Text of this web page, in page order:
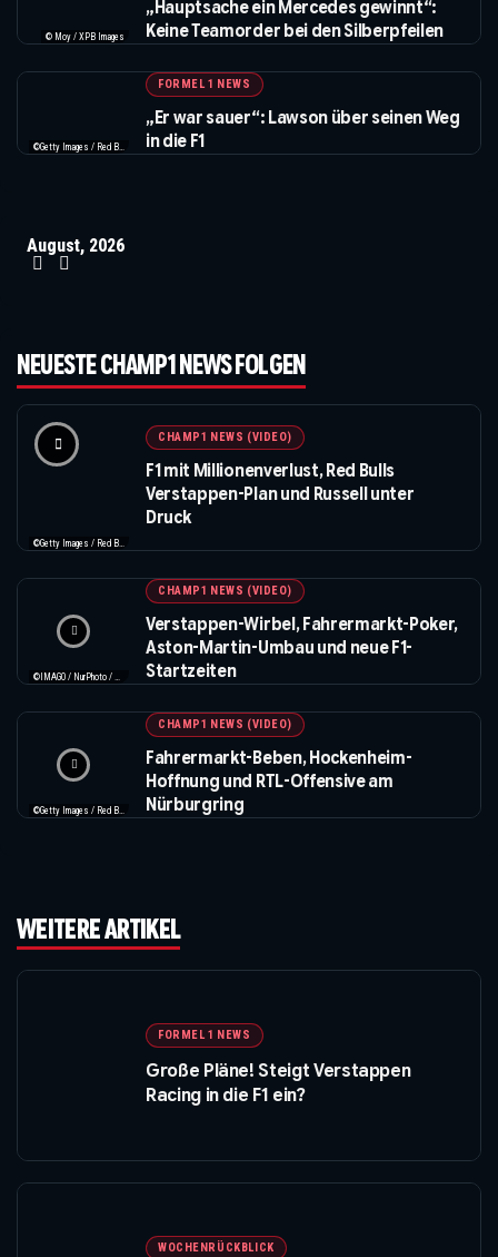
© Moy / XPB Images
„Hauptsache ein Mercedes gewinnt“:
Keine Teamorder bei den Silberpfeilen
FORMEL 1 NEWS
„Er war sauer“: Lawson über seinen Weg
in die F1
August, 2026
NEUESTE CHAMP1 NEWS FOLGEN
CHAMP1 NEWS (VIDEO)
F1 mit Millionenverlust, Red Bulls
Verstappen-Plan und Russell unter
Druck
CHAMP1 NEWS (VIDEO)
Verstappen-Wirbel, Fahrermarkt-Poker,
Aston-Martin-Umbau und neue F1-
Startzeiten
CHAMP1 NEWS (VIDEO)
Fahrermarkt-Beben, Hockenheim-
Hoffnung und RTL-Offensive am
Nürburgring
WEITERE ARTIKEL
FORMEL 1 NEWS
Große Pläne! Steigt Verstappen
Racing in die F1 ein?
WOCHENRÜCKBLICK